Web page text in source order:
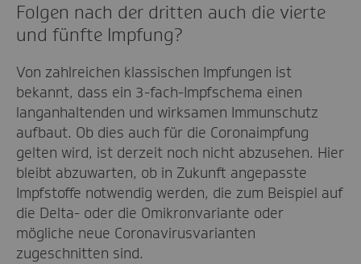
Folgen nach der dritten auch die vierte
und fünfte Impfung?
Von zahlreichen klassischen Impfungen ist
bekannt, dass ein 3-fach-Impfschema einen
langanhaltenden und wirksamen Immunschutz
aufbaut. Ob dies auch für die Coronaimpfung
gelten wird, ist derzeit noch nicht abzusehen. Hier
bleibt abzuwarten, ob in Zukunft angepasste
Impfstoffe notwendig werden, die zum Beispiel auf
die Delta- oder die Omikronvariante oder
mögliche neue Coronavirusvarianten
zugeschnitten sind.